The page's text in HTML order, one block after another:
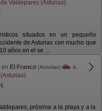
de Valdepares (Asturias)
situados en un pequeño
de Asturias con mucho que
años en el se ...
en El Franco (Asturias)
a
próxima a la playa y a la